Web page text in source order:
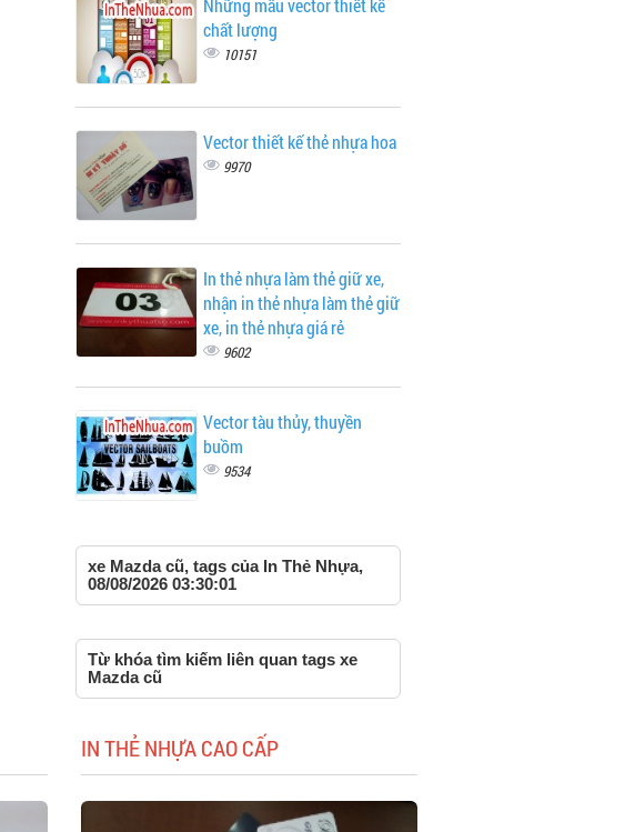
Những mẫu vector thiết kế
chất lượng
10151
Vector thiết kế thẻ nhựa hoa
9970
In thẻ nhựa làm thẻ giữ xe,
nhận in thẻ nhựa làm thẻ giữ
xe, in thẻ nhựa giá rẻ
9602
Vector tàu thủy, thuyền
buồm
9534
xe Mazda cũ, tags của In Thẻ Nhựa,
08/08/2026 03:30:01
Từ khóa tìm kiếm liên quan tags xe
Mazda cũ
IN THẺ NHỰA CAO CẤP